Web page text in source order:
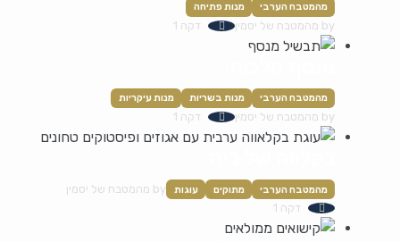
מהמטבח הערבי
מנות פתיחה
by מהמטבח של יסמין דקה 1
מהמטבח הערבי מנות בשריות מנות עיקריות
by מהמטבח של יסמין דקה 1
מהמטבח הערבי מתוקים עוגות by מהמטבח של יסמין
דקה 1